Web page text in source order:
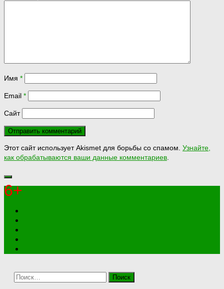
Имя *
Email *
Сайт
Этот сайт использует Akismet для борьбы со спамом. Узнайте,
как обрабатываются ваши данные комментариев
6+
Найти: